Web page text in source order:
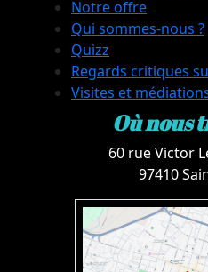
Notre offre
Qui sommes-nous ?
Quizz
Regards critiques
Visites et
Où nous
60 rue Victor
97410